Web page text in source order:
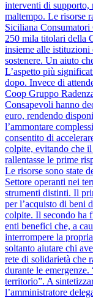
interventi di supporto,
maltempo. Le risorse
Siciliana Consumatori
250 mila titolari della
insieme alle
sostenere. Un aiuto
L’aspetto più
dopo. Invece di
Coop Gruppo
Consapevoli hanno
euro, rendendo
l’ammontare
consentito di
colpite, evitando che
rallentasse le prime
Le risorse sono state
Settore operanti nei
strumenti distinti. Il
per l’acquisto di beni
colpite. Il secondo ha
enti benefici che, a
interrompere la
soltanto aiutare chi
rete di solidarietà che
durante le
territorio”. A
l’amministratore